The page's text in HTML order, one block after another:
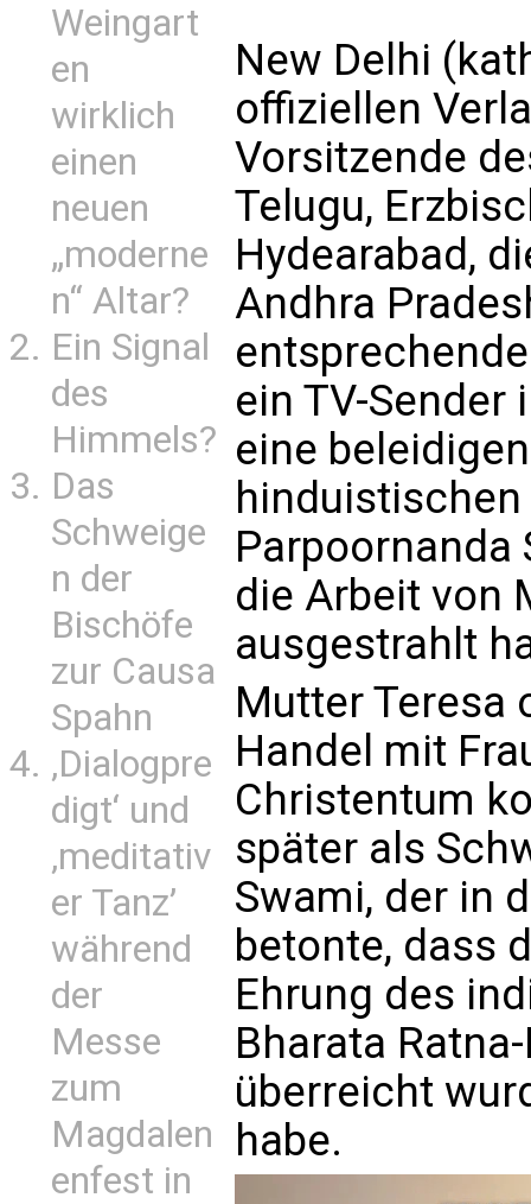
Weingart
en
wirklich
einen
neuen
„moderne
n“ Altar?
Ein Signal
des
Himmels?
Das
Schweige
n der
Bischöfe
zur Causa
Spahn
‚Dialogpre
digt‘ und
‚meditativ
er Tanz’
während
der
Messe
zum
Magdalen
enfest in
New Delhi
offiziellen
Vorsitzende
Telugu,
Hydearabad,
Andhra
ein TV-Sender
eine
die Arbeit von
ausgestrahlt
Mutter
Handel mit
Christentum
später als
Swami, der in
betonte, dass
Ehrung des
Bharata
überreicht
habe.